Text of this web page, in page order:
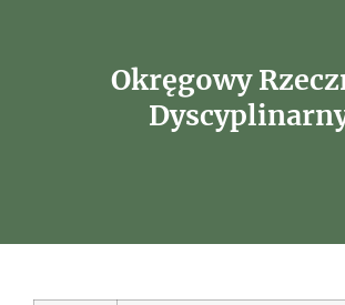
Okręgowy